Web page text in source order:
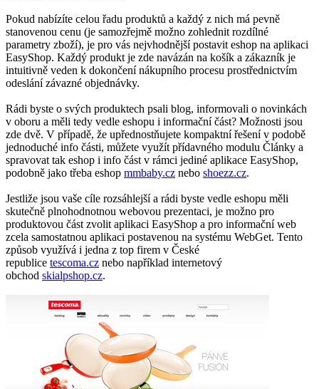
Pokud nabízíte celou řadu produktů a každý z nich má pevně
stanovenou cenu (je samozřejmě možno zohlednit rozdílné
parametry zboží), je pro vás nejvhodnější postavit eshop na aplikaci
EasyShop. Každý produkt je zde navázán na košík a zákazník je
intuitivně veden k dokončení nákupního procesu prostřednictvím
odeslání závazné objednávky.
Rádi byste o svých produktech psali blog, informovali o novinkách
v oboru a měli tedy vedle eshopu i informační část? Možnosti jsou
zde dvě. V případě, že upřednostňujete kompaktní řešení v podobě
jednoduché info části, můžete využít přídavného modulu Články a
spravovat tak eshop i info část v rámci jediné aplikace EasyShop,
podobně jako třeba eshop mmbaby.cz nebo shoezz.cz.
Jestliže jsou vaše cíle rozsáhlejší a rádi byste vedle eshopu měli
skutečně plnohodnotnou webovou prezentaci, je možno pro
produktovou část zvolit aplikaci EasyShop a pro informační web
zcela samostatnou aplikaci postavenou na systému WebGet. Tento
způsob využívá i jedna z top firem v České
republice tescoma.cz nebo například internetový
obchod skialpshop.cz.